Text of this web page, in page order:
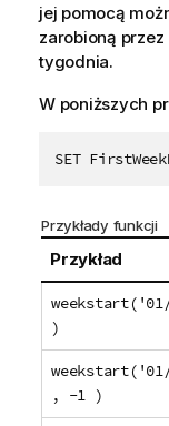
jej pomocą
zarobioną
tygodnia.
W poniższych
SET
Przykłady funkcji
Przykład
)
, -1 )